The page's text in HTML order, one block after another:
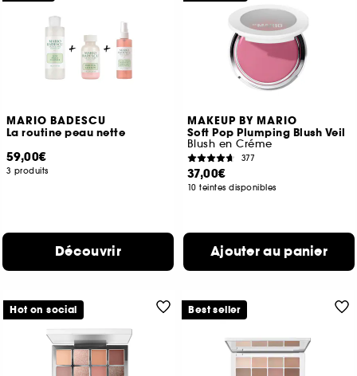
MARIO BADESCU
La routine peau nette
59,00€
3 produits
Découvrir
MAKEUP BY MARIO
Soft Pop Plumping Blush Veil
Blush en Créme
377
37,00€
10 teintes disponibles
Ajouter au panier
Hot on social Best seller